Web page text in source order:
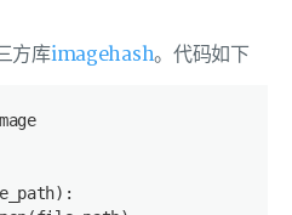
方库imagehash。代码如下
):